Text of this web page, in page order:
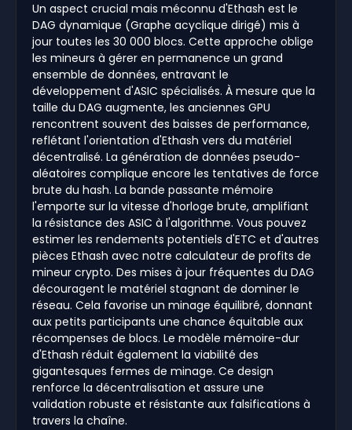
Un aspect crucial mais méconnu d'Ethash est le
DAG dynamique (Graphe acyclique dirigé) mis à
jour toutes les 30 000 blocs. Cette approche oblige
les mineurs à gérer en permanence un grand
ensemble de données, entravant le
développement d'ASIC spécialisés. À mesure que la
taille du DAG augmente, les anciennes GPU
rencontrent souvent des baisses de performance,
reflétant l'orientation d'Ethash vers du matériel
décentralisé. La génération de données pseudo-
aléatoires complique encore les tentatives de force
brute du hash. La bande passante mémoire
l'emporte sur la vitesse d'horloge brute, amplifiant
la résistance des ASIC à l'algorithme. Vous pouvez
estimer les rendements potentiels d'ETC et d'autres
pièces Ethash avec notre calculateur de profits de
mineur crypto. Des mises à jour fréquentes du DAG
découragent le matériel stagnant de dominer le
réseau. Cela favorise un minage équilibré, donnant
aux petits participants une chance équitable aux
récompenses de blocs. Le modèle mémoire-dur
d'Ethash réduit également la viabilité des
gigantesques fermes de minage. Ce design
renforce la décentralisation et assure une
validation robuste et résistante aux falsifications à
travers la chaîne.